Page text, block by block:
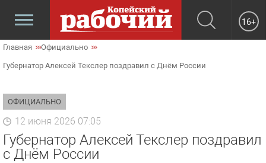
16+
Главная Официально
Губернатор Алексей Текслер поздравил с Днём России
ОФИЦИАЛЬНО
12 июня 2026 07:05
Губернатор Алексей Текслер поздравил
с Днём России